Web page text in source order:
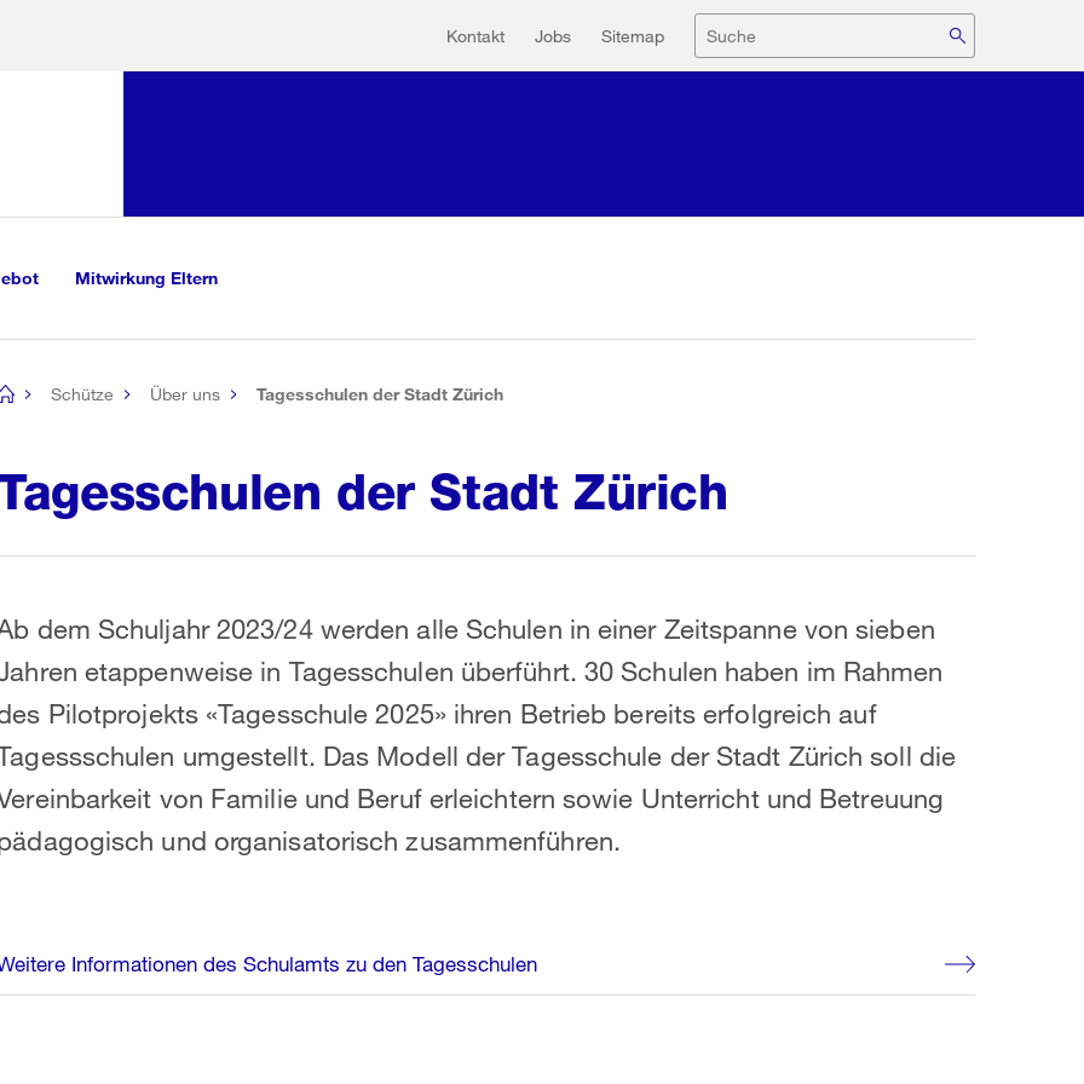
Hilfsnavigation
Kontakt Jobs Sitemap Suche
Mitwirkung Eltern
Schütze Über uns Tagesschulen der Stadt Zürich
der Stadt Zürich
dem Schuljahr 2023/24 werden alle Schulen in einer Zeitspanne von sieben
etappenweise in Tagesschulen überführt. 30 Schulen haben im Rahmen
Pilotprojekts «Tagesschule 2025» ihren Betrieb bereits erfolgreich auf
umgestellt. Das Modell der Tagesschule der Stadt Zürich soll die
von Familie und Beruf erleichtern sowie Unterricht und Betreuung
und organisatorisch zusammenführen.
Informationen des Schulamts zu den Tagesschulen